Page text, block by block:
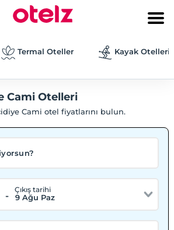
Termal Oteller Kayak Otelleri
Cami Otelleri
Cami otel fiyatlarını bulun.
-
Çıkış tarihi
9 Ağu Paz